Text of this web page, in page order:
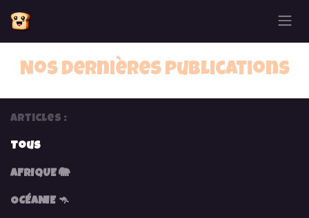
Nos dernières publications
Articles :
Tous
AFRIQUE 🐘
OCÉANIE 🦘